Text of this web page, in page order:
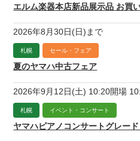
エルム楽器本店新品展示品 お買
2026年8月30日(日)まで
札幌 セール・フェア
夏のヤマハ中古フェア
2026年9月12日(土) 10:20開場
札幌 イベント・コンサート
ヤマハピアノコンサートグレー